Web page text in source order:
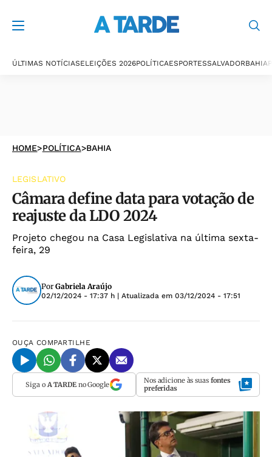
ÚLTIMAS NOTÍCIASELEIÇÕES 2026POLÍTICAESPORTESSALVADORBAHIA
HOME>POLÍTICA>BAHIA
LEGISLATIVO
Câmara define data para votação de
reajuste da LDO 2024
Projeto chegou na Casa Legislativa na última sexta-
feira, 29
Por Gabriela Araújo
02/12/2024 - 17:37 h | Atualizada em 03/12/2024 - 17:51
OUÇA COMPARTILHE
Siga o A TARDEno Google Nos adicione às suas fontes
preferidas